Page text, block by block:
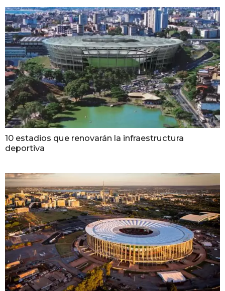
10 estadios que renovarán la infraestructura
deportiva